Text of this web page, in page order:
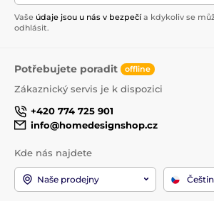
Vaše údaje jsou u nás v bezpečí a kdykoliv se
odhlásit.
Potřebujete poradit offline
Zákaznický servis je k dispozici
+420 774 725 901
info@homedesignshop.cz
Kde nás najdete
Naše prodejny